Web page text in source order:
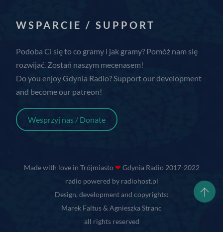
WSPARCIE / SUPPORT
Podoba Ci się to co gramy i jak gramy? Pomóż nam się
rozwijać. Zostań naszym mecenasem!
Do you enjoy Gdynia Radio? Support our development
and become our patreon!
Wesprzyj nas / Donate
Made with love in Trójmiasto❤ Gdynia Radio 2017-2022
radio powered by radiohost.pl
Design, development and copyrights:
Marek Faltus & Agnieszka Stranc
all rights reserved